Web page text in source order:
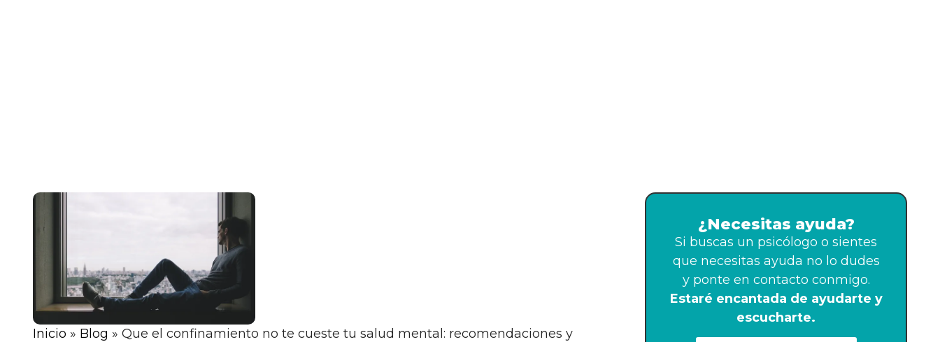
Inicio » Blog » Que el confinamiento no te cueste tu salud mental: recomendaciones y
¿Necesitas ayuda?
Si buscas un psicólogo o sientes
que necesitas ayuda no lo dudes
y ponte en contacto conmigo.
Estaré encantada de ayudarte y
escucharte.